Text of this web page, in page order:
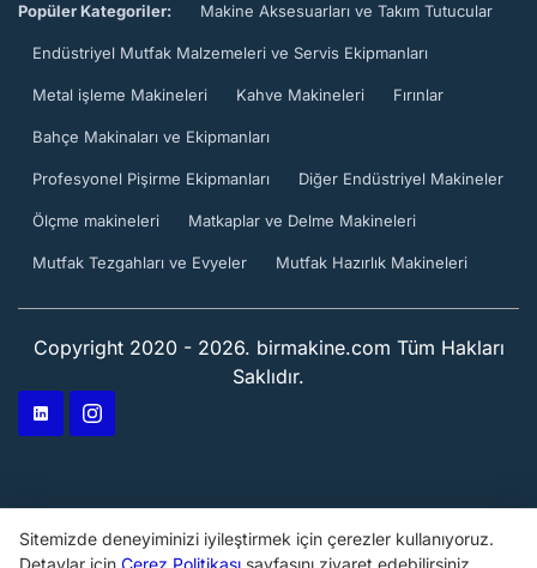
Popüler Kategoriler: Makine Aksesuarları ve Takım Tutucular
Endüstriyel Mutfak Malzemeleri ve Servis Ekipmanları
Metal işleme Makineleri Kahve Makineleri Fırınlar
Bahçe Makinaları ve Ekipmanları
Profesyonel Pişirme Ekipmanları Diğer Endüstriyel Makineler
Ölçme makineleri Matkaplar ve Delme Makineleri
Mutfak Tezgahları ve Evyeler Mutfak Hazırlık Makineleri
Copyright 2020 - 2026. birmakine.com Tüm Hakları
Saklıdır.
Sitemizde deneyiminizi iyileştirmek için çerezler kullanıyoruz.
Detaylar için Çerez Politikası sayfasını ziyaret edebilirsiniz.